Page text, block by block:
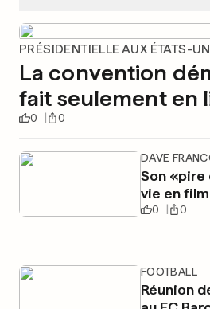
PRÉSIDENTIELLE AUX ÉTATS-
La convention
fait seulement en
0 0
DAVE
Son «pire
vie en film
0 0
FOOTBALL
Réunion